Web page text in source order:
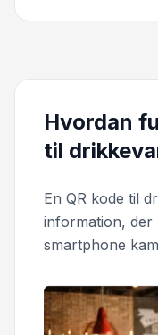
Hvordan
til
En QR kode til
information, der
smartphone